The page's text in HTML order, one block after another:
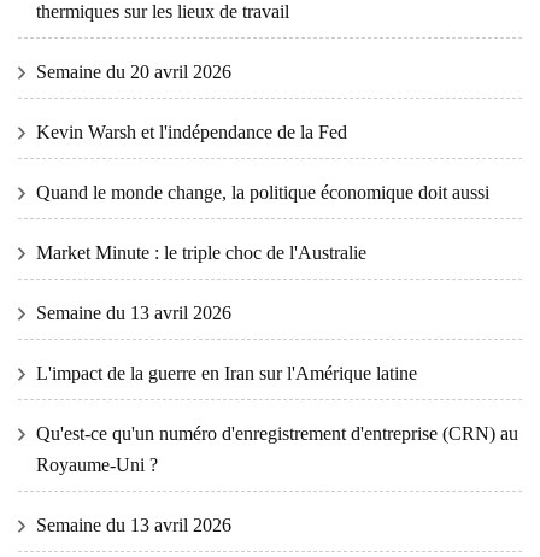
thermiques sur les lieux de travail
Semaine du 20 avril 2026
Kevin Warsh et l'indépendance de la Fed
Quand le monde change, la politique économique doit aussi
Market Minute : le triple choc de l'Australie
Semaine du 13 avril 2026
L'impact de la guerre en Iran sur l'Amérique latine
Qu'est-ce qu'un numéro d'enregistrement d'entreprise (CRN) au
Royaume-Uni ?
Semaine du 13 avril 2026